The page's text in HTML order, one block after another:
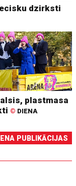
dzirksti
plastmasa
© DIENA
PUBLIKĀCIJAS